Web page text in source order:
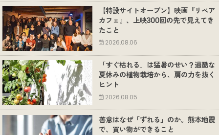
【特設サイトオープン】映画『リペア
カフェ』、上映300回の先で見えてき
たこと
2026.08.06
「すぐ枯れる」は猛暑のせい？過酷な
夏休みの植物栽培から、肩の力を抜く
ヒント
2026.08.05
善意はなぜ「ずれる」のか。熊本地震
で、買い物ができること